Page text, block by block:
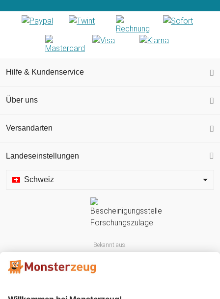
Hilfe & Kundenservice
Über uns
Versandarten
Landeseinstellungen
Schweiz
Bekannt aus: